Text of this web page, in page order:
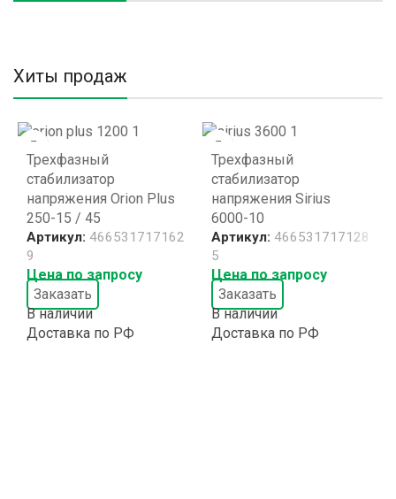
Хиты продаж
Трехфазный
стабилизатор
напряжения Orion Plus
250-15 / 45
Артикул: 466531717162
9
Цена по запросу
Заказать
В наличии
Доставка по РФ
Трехфазный
стабилизатор
напряжения Sirius
6000-10
Артикул: 466531717128
5
Цена по запросу
Заказать
В наличии
Доставка по РФ